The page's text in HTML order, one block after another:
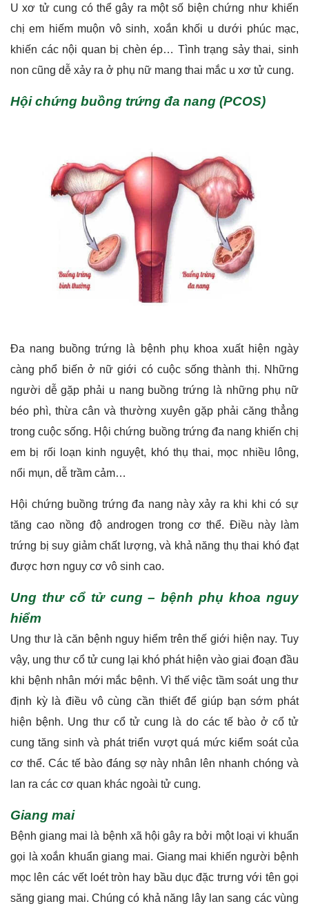
U xơ tử cung có thể gây ra một số biện chứng như khiến
chị em hiếm muộn vô sinh, xoắn khối u dưới phúc mạc,
khiến các nội quan bị chèn ép… Tình trạng sảy thai, sinh
non cũng dễ xảy ra ở phụ nữ mang thai mắc u xơ tử cung.
Hội chứng buồng trứng đa nang (PCOS)
Đa nang buồng trứng là bệnh phụ khoa xuất hiện ngày
càng phổ biến ở nữ giới có cuộc sống thành thị. Những
người dễ gặp phải u nang buồng trứng là những phụ nữ
béo phì, thừa cân và thường xuyên gặp phải căng thẳng
trong cuộc sống. Hội chứng buồng trứng đa nang khiến chị
em bị rối loạn kinh nguyệt, khó thụ thai, mọc nhiều lông,
nổi mụn, dễ trầm cảm…
Hội chứng buồng trứng đa nang này xảy ra khi khi có sự
tăng cao nồng độ androgen trong cơ thể. Điều này làm
trứng bị suy giảm chất lượng, và khả năng thụ thai khó đạt
được hơn nguy cơ vô sinh cao.
Ung thư cổ tử cung – bệnh phụ khoa nguy
hiểm
Ung thư là căn bệnh nguy hiểm trên thế giới hiện nay. Tuy
vậy, ung thư cổ tử cung lại khó phát hiện vào giai đoạn đầu
khi bệnh nhân mới mắc bệnh. Vì thế việc tầm soát ung thư
định kỳ là điều vô cùng cần thiết để giúp bạn sớm phát
hiện bệnh. Ung thư cổ tử cung là do các tế bào ở cổ tử
cung tăng sinh và phát triển vượt quá mức kiểm soát của
cơ thể. Các tế bào đáng sợ này nhân lên nhanh chóng và
lan ra các cơ quan khác ngoài tử cung.
Giang mai
Bệnh giang mai là bệnh xã hội gây ra bởi một loại vi khuẩn
gọi là xoắn khuẩn giang mai. Giang mai khiến người bệnh
mọc lên các vết loét tròn hay bầu dục đặc trưng với tên gọi
săng giang mai. Chúng có khả năng lây lan sang các vùng